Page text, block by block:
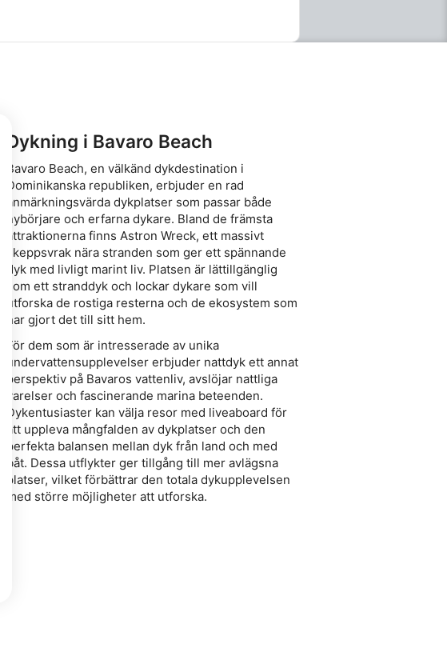
Dykning i Bavaro Beach
Bavaro Beach, en välkänd dykdestination i
Dominikanska republiken, erbjuder en rad
anmärkningsvärda dykplatser som passar både
nybörjare och erfarna dykare. Bland de främsta
attraktionerna finns Astron Wreck, ett massivt
skeppsvrak nära stranden som ger ett spännande
dyk med livligt marint liv. Platsen är lättillgänglig
som ett stranddyk och lockar dykare som vill
utforska de rostiga resterna och de ekosystem som
har gjort det till sitt hem.
För dem som är intresserade av unika
undervattensupplevelser erbjuder nattdyk ett annat
perspektiv på Bavaros vattenliv, avslöjar nattliga
varelser och fascinerande marina beteenden.
Dykentusiaster kan välja resor med liveaboard för
att uppleva mångfalden av dykplatser och den
perfekta balansen mellan dyk från land och med
båt. Dessa utflykter ger tillgång till mer avlägsna
platser, vilket förbättrar den totala dykupplevelsen
med större möjligheter att utforska.